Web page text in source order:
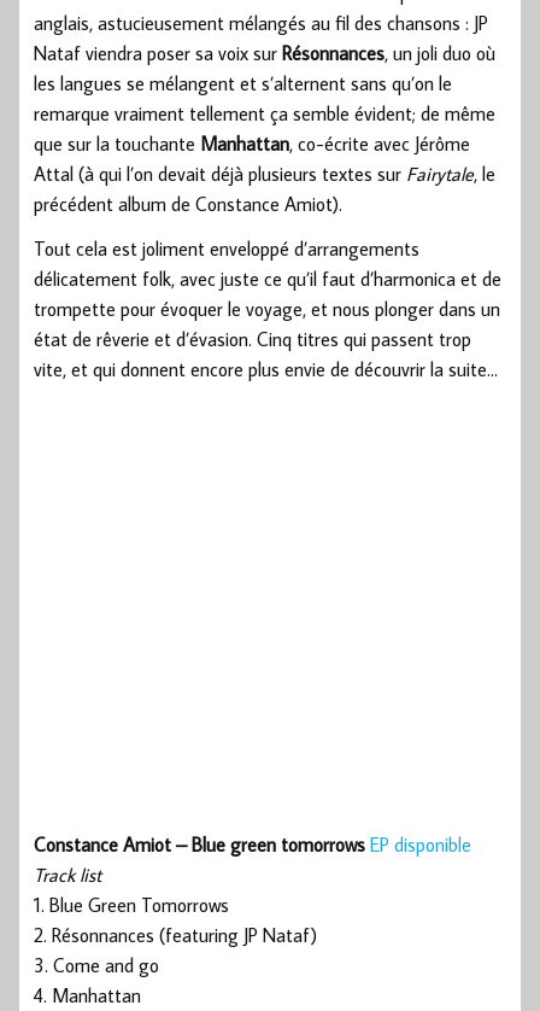
anglais, astucieusement mélangés au fil des chansons : JP
Nataf viendra poser sa voix sur Résonnances, un joli duo où
les langues se mélangent et s’alternent sans qu’on le
remarque vraiment tellement ça semble évident; de même
que sur la touchante Manhattan, co-écrite avec Jérôme
Attal (à qui l’on devait déjà plusieurs textes sur Fairytale, le
précédent album de Constance Amiot).
Tout cela est joliment enveloppé d’arrangements
délicatement folk, avec juste ce qu’il faut d’harmonica et de
trompette pour évoquer le voyage, et nous plonger dans un
état de rêverie et d’évasion. Cinq titres qui passent trop
vite, et qui donnent encore plus envie de découvrir la suite…
Constance Amiot – Blue green tomorrows EP disponible
Track list
1. Blue Green Tomorrows
2. Résonnances (featuring JP Nataf)
3. Come and go
4. Manhattan